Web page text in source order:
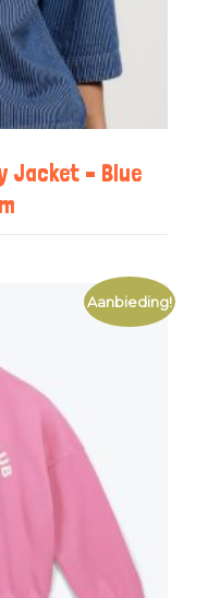
Jacket – Blue
Aanbieding!